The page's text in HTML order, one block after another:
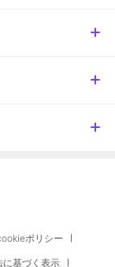
ポリシー
に基づく表示